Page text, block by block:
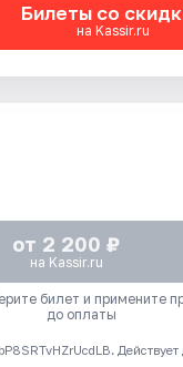
Билеты со
на Kassir.ru
от 2 200 ₽
на Kassir.ru
билет и примените
до оплаты
Действует